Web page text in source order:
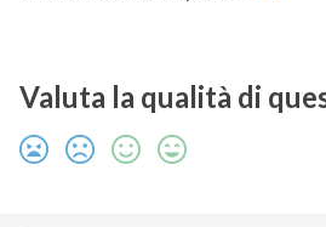
Valuta la qualità di